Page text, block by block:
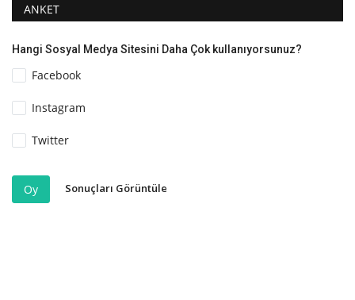
ANKET
Hangi Sosyal Medya Sitesini Daha Çok kullanıyorsunuz?
Facebook
Instagram
Twitter
Oy Sonuçları Görüntüle